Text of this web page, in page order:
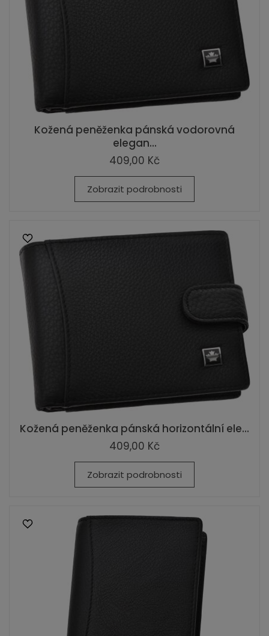
Kožená peněženka pánská vodorovná
elegan...
409,00 Kč
Zobrazit podrobnosti
Kožená peněženka pánská horizontální ele...
409,00 Kč
Zobrazit podrobnosti